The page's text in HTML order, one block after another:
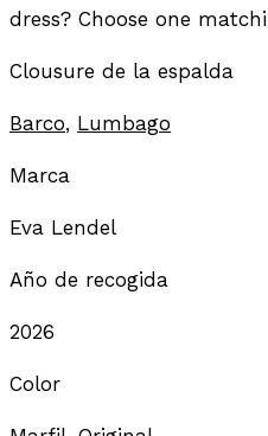
dress? Choose one
Clousure de la espalda
Barco, Lumbago
Marca
Eva Lendel
Año de recogida
2026
Color